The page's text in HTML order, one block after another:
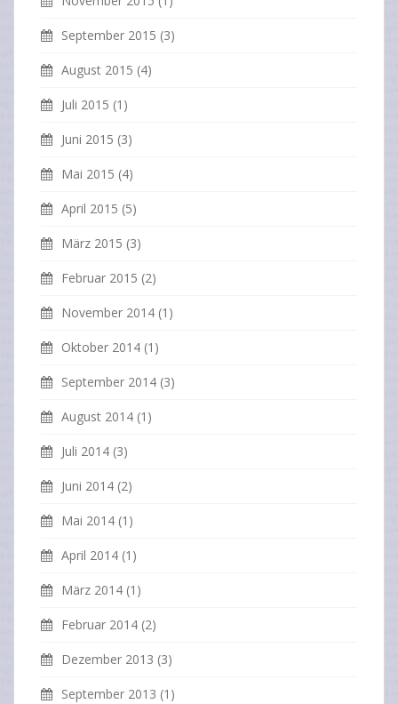
September 2015 (3)
August 2015 (4)
Juli 2015 (1)
Juni 2015 (3)
Mai 2015 (4)
April 2015 (5)
März 2015 (3)
Februar 2015 (2)
November 2014 (1)
Oktober 2014 (1)
September 2014 (3)
August 2014 (1)
Juli 2014 (3)
Juni 2014 (2)
Mai 2014 (1)
April 2014 (1)
März 2014 (1)
Februar 2014 (2)
Dezember 2013 (3)
September 2013 (1)